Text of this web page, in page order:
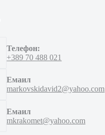
Телефон:
+389 70 488 021
Емаил
markovskidavid2@yahoo.com
Емаил
mkrakomet@yahoo.com